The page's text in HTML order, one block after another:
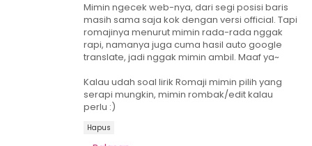
Mimin ngecek web-nya, dari segi posisi baris
masih sama saja kok dengan versi official. Tapi
romajinya menurut mimin rada-rada nggak
rapi, namanya juga cuma hasil auto google
translate, jadi nggak mimin ambil. Maaf ya~
Kalau udah soal lirik Romaji mimin pilih yang
serapi mungkin, mimin rombak/edit kalau
perlu :)
Hapus